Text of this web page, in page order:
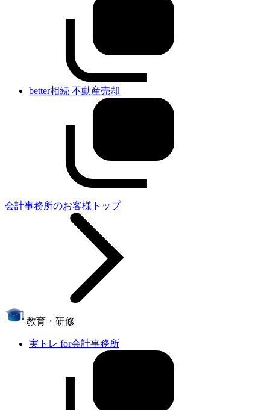
better相続 不動産売却
会計事務所のお客様トップ
教育・研修
実トレ for会計事務所